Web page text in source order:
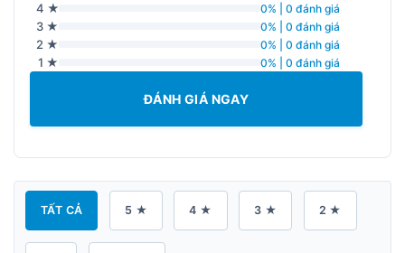
4 ★ 0% | 0 đánh giá
3 ★ 0% | 0 đánh giá
2 ★ 0% | 0 đánh giá
1 ★ 0% | 0 đánh giá
ĐÁNH GIÁ NGAY
TẤT CẢ 5 ★ 4 ★ 3 ★ 2 ★